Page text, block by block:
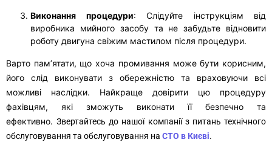
Виконання процедури: Слідуйте інструкціям від
виробника мийного засобу та не забудьте відновити
роботу двигуна свіжим мастилом після процедури.
Варто пам’ятати, що хоча промивання може бути корисним,
його слід виконувати з обережністю та враховуючи всі
можливі наслідки. Найкраще довірити цю процедуру
фахівцям, які зможуть виконати її безпечно та
ефективно.Звертайтесь до нашої компанії з питань технічного
обслуговування та обслуговування на СТО в Києві.